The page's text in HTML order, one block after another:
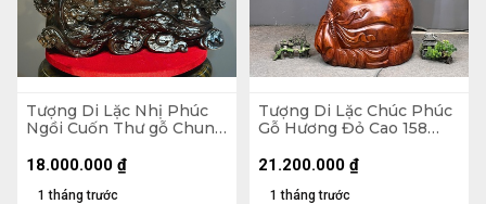
Tượng Di Lặc Nhị Phúc
Ngồi Cuốn Thư gỗ Chun
50 Sâu 22 (cm)
1 tháng trước
18.000.000 ₫
Tượng Di Lặc Chúc Phúc
Gỗ Hương Đỏ Cao 158
1 tháng trước
21.200.000 ₫